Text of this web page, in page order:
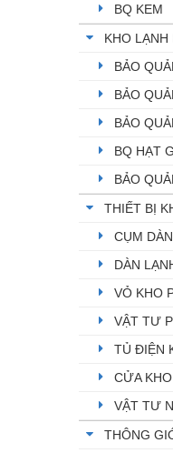
BQ KEM
KHO LẠNH
BẢO
BẢO
BẢO
BQ HẠT
BẢO
THIẾT BỊ
CỤM
DÀN
VỎ KHO
VẬT TƯ
TỦ ĐIỆN
CỬA
VẬT TƯ
THÔNG